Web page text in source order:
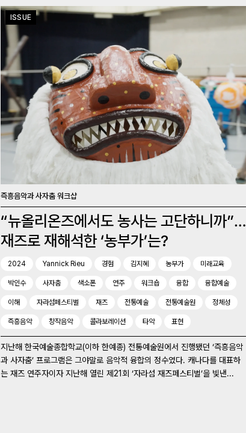
ISSUE
즉흥음악과 사자춤 워크샵
“뉴올리온즈에서도 농사는 고단하니까”…
재즈로 재해석한 ‘농부가’는?
2024 Yannick Rieu 경험 김지혜 농부가 미래교육
박인수 사자춤 색소폰 연주 워크숍 융합 융합예술
이해 자라섬페스티벌 재즈 전통예술 전통예술원 정체성
즉흥음악 창작음악 콜라보레이션 타악 표현
지난해 한국예술종합학교(이하 한예종) 전통예술원에서 진행됐던 ‘즉흥음악
과 사자춤’ 프로그램은 그야말로 음악적 융합의 정수였다. 캐나다를 대표하
는 재즈 연주자이자 지난해 열린 제21회 ‘자라섬 재즈페스티벌’을 빛낸...